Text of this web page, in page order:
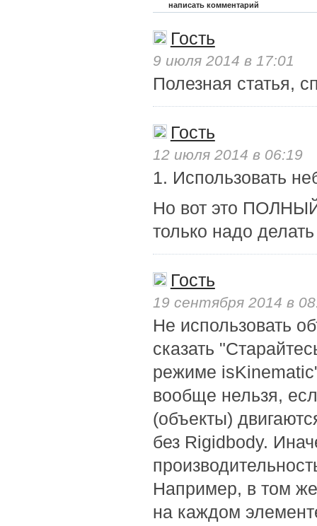
написать комментарий
Гость
9 июля 2014 в 17:01
Полезная статья,
Гость
12 июля 2014 в 06:19
1. Использовать
Но вот это
только надо
Гость
19 сентября 2014 в
Не использовать
сказать
режиме
вообще нельзя,
(объекты)
без Rigidbody.
Например, в том
на каждом